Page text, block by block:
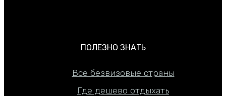
ПОЛЕЗНО ЗНАТЬ
Все безвизовые страны
Где дешево отдыхать